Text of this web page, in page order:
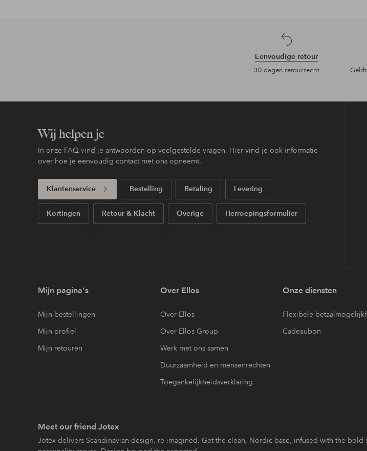
Eenvoudige retour
30 dagen retourrecht
Wij helpen je
In onze FAQ vind je antwoorden op veelgestelde vragen. Hier vind je ook informatie
over hoe je eenvoudig contact met ons opneemt.
Klantenservice Bestelling Betaling Levering
Kortingen Retour & Klacht Overige Herroepingsformulier
Mijn pagina's
Mijn bestellingen
Mijn profiel
Mijn retouren
Over Ellos
Over Ellos
Over Ellos Group
Werk met ons samen
Duurzaamheid en mensenrechten
Toegankelijkheidsverklaring
Onze diensten
Flexibele
Cadeaubon
Meet our friend Jotex
Jotex delivers Scandinavian design, re-imagined. Get the clean, Nordic base, infused with the bold